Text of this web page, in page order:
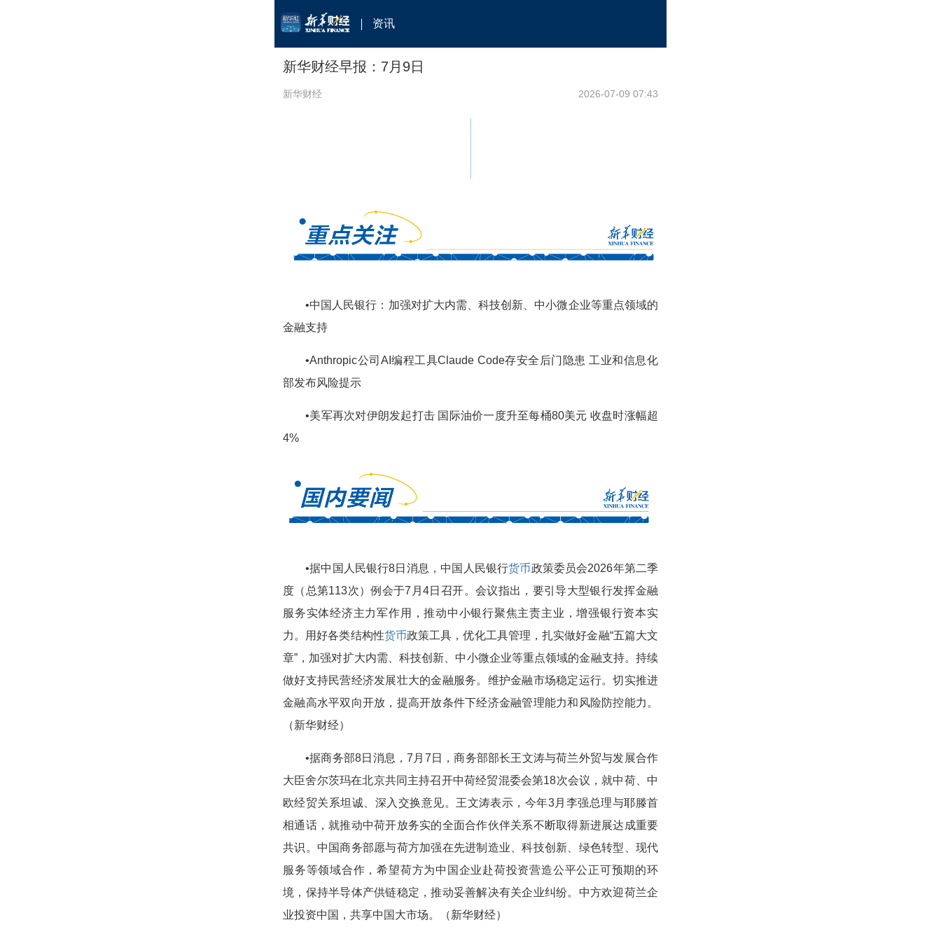
资讯
新华财经早报：7月9日
新华财经 2026-07-09 07:43
•中国人民银行：加强对扩大内需、科技创新、中小微企业等重点领域的
金融支持
•Anthropic公司AI编程工具Claude Code存安全后门隐患 工业和信息化
部发布风险提示
•美军再次对伊朗发起打击 国际油价一度升至每桶80美元 收盘时涨幅超
4%
•据中国人民银行8日消息，中国人民银行货币政策委员会2026年第二季
度（总第113次）例会于7月4日召开。会议指出，要引导大型银行发挥金融
服务实体经济主力军作用，推动中小银行聚焦主责主业，增强银行资本实
力。用好各类结构性货币政策工具，优化工具管理，扎实做好金融“五篇大文
章”，加强对扩大内需、科技创新、中小微企业等重点领域的金融支持。持续
做好支持民营经济发展壮大的金融服务。维护金融市场稳定运行。切实推进
金融高水平双向开放，提高开放条件下经济金融管理能力和风险防控能力。
（新华财经）
•据商务部8日消息，7月7日，商务部部长王文涛与荷兰外贸与发展合作
大臣舍尔茨玛在北京共同主持召开中荷经贸混委会第18次会议，就中荷、中
欧经贸关系坦诚、深入交换意见。王文涛表示，今年3月李强总理与耶滕首
相通话，就推动中荷开放务实的全面合作伙伴关系不断取得新进展达成重要
共识。中国商务部愿与荷方加强在先进制造业、科技创新、绿色转型、现代
服务等领域合作，希望荷方为中国企业赴荷投资营造公平公正可预期的环
境，保持半导体产供链稳定，推动妥善解决有关企业纠纷。中方欢迎荷兰企
业投资中国，共享中国大市场。（新华财经）